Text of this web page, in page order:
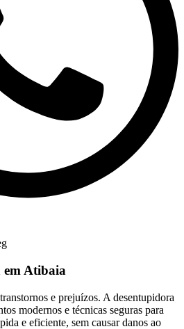
em Atibaia
e prejuízos. A desentupidora
modernos e técnicas seguras para
e eficiente, sem causar danos ao